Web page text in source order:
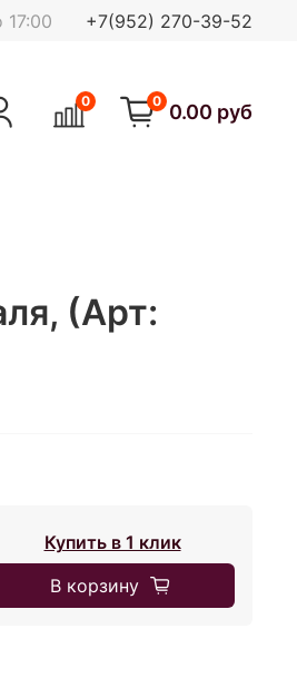
17:00 +7(952) 270-39-52
0 0 0.00 руб
(Арт:
Купить в 1 клик
В корзину